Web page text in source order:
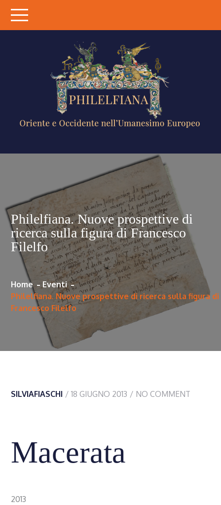
content
OCCIDENTE
NELL'UMANESIMO
EUROPEO
Philelfiana. Nuove prospettive di
ricerca sulla figura di Francesco
Filelfo
Home
Eventi
Philelfiana. Nuove prospettive di ricerca sulla figura di
Francesco Filelfo
SILVIAFIASCHI 18 GIUGNO 2013 NO COMMENT
Macerata
2013